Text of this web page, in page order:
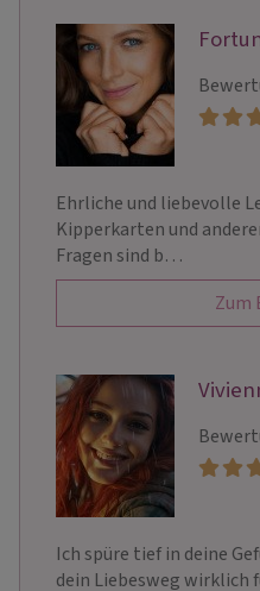
Ehrliche und liebevolle
Kipperkarten und
Fragen sind b…
Zum
Ich spüre tief in deine
dein Liebesweg